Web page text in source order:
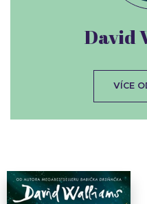
David
VÍCE